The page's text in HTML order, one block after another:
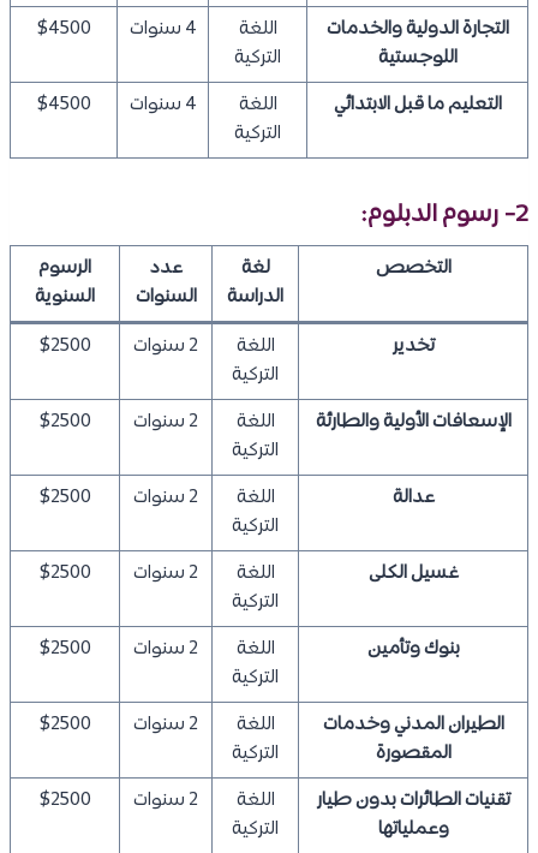
التجارة الدولية والخدمات
اللوجستية
اللغة
التركية
4 سنوات $4500
التعليم ما قبل الابتدائي
اللغة
التركية
4 سنوات $4500
2- رسوم الدبلوم:
التخصص
لغة
الدراسة
عدد
السنوات
الرسوم
السنوية
تخدير
اللغة
التركية
2 سنوات $2500
الإسعافات الأولية والطارئة
اللغة
التركية
2 سنوات $2500
عدالة
اللغة
التركية
2 سنوات $2500
غسيل الكلى
اللغة
التركية
2 سنوات $2500
بنوك وتأمين
اللغة
التركية
2 سنوات $2500
الطيران المدني وخدمات
المقصورة
اللغة
التركية
2 سنوات $2500
تقنيات الطائرات بدون طيار
وعملياتها
اللغة
التركية
2 سنوات $2500